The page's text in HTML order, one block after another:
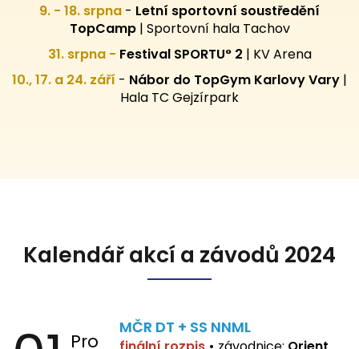
9. - 18. srpna - Letní sportovní soustředění
TopCamp| Sportovní hala Tachov
31. srpna - Festival SPORTU° 2 | KV Arena
10., 17. a 24. září - Nábor do TopGym Karlovy Vary |
Hala TC Gejzírpark
Kalendář akcí a závodů 2024
Pro
MČR DT + SS NNML